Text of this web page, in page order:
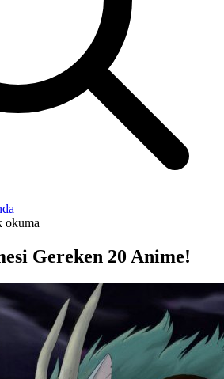
okuma
Gereken 20 Anime!